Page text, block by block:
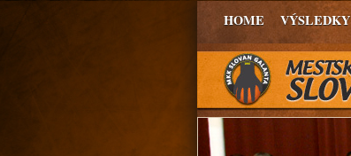
HOME VÝSLEDKY